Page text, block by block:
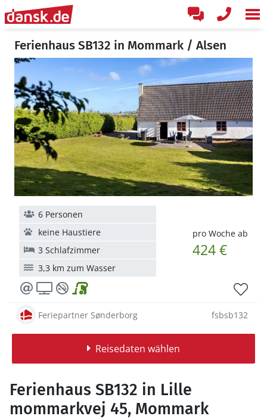
Ferienhaus SB132 in Mommark / Alsen
pro Woche ab
424 €
6 Personen
keine Haustiere
3 Schlafzimmer
3,3 km zum Wasser
Feriepartner Sønderborg fsbsb132
Reisedaten wählen
Ferienhaus SB132 in Lille
mommarkvej 45, Mommark